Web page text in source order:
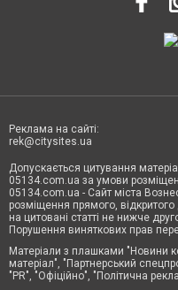
Реклама на сайті:
rek@citysites.ua
Допускається цитування
05134.com.ua за умови
05134.com.ua - Сайт міста
розміщення прямого,
на цитовані статті не нижче
Порушення виняткових прав
Матеріали з плашками "Новини
матеріал", "Партнерський
"PR", "Офіційно", "Політична